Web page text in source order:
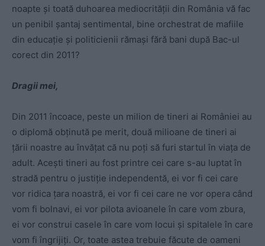
noapte și toată duhoarea mediocrității din România vă fac
un penibil șantaj sentimental, bine orchestrat de mafiile
din educație și politicienii rămași fără bani după Bac-ul
corect din 2011?
Dragii mei,
Din 2011 încoace, peste un milion de tineri ai României au
o diplomă obținută pe merit, două milioane de tineri ai
țării noastre au învățat că nu poți să furi startul în viața de
adult. Acești tineri au fost printre cei care s-au luptat în
stradă pentru o justiție independentă, ei vor fi cei care
vor ridica țara noastră, ei vor fi cei care ne vor opera când
vom fi bolnavi, ei vor pilota avioanele în care vom zbura,
ei vor construi casele în care vom locui și spitalele în care
vom fi îngrijiți. Or, toate astea trebuie făcute de oameni